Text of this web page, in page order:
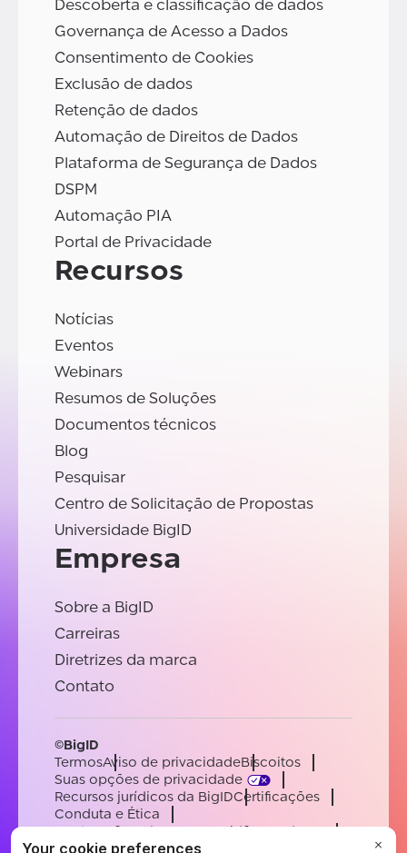
Descoberta e classificação de dados
Governança de Acesso a Dados
Consentimento de Cookies
Exclusão de dados
Retenção de dados
Automação de Direitos de Dados
Plataforma de Segurança de Dados
DSPM
Automação PIA
Portal de Privacidade
Recursos
Notícias
Eventos
Webinars
Resumos de Soluções
Documentos técnicos
Blog
Pesquisar
Centro de Solicitação de Propostas
Universidade BigID
Empresa
Sobre a BigID
Carreiras
Diretrizes da marca
Contato
©BigID
TermosAviso de privacidadeBiscoitos
Suas opções de privacidade
Recursos jurídicos da BigIDCertificações
Conduta e Ética
Declaração sobre a escravidão moderna
SubprocessadoresApoiar